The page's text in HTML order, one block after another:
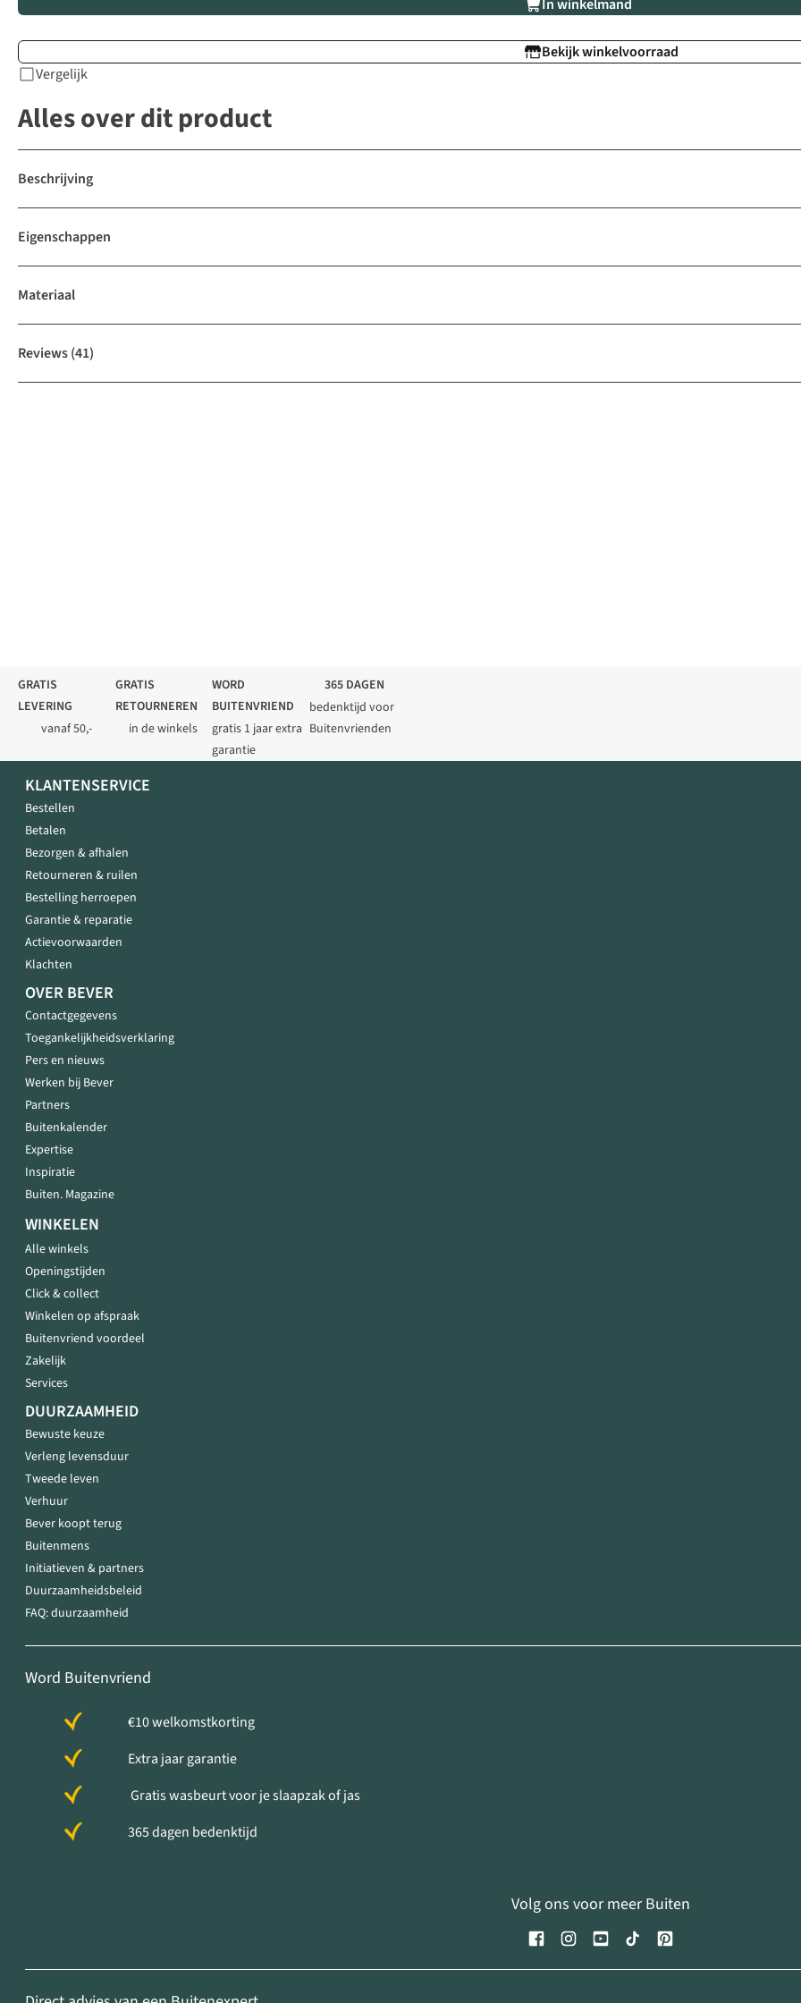
In winkelmand
Bekijk winkelvoorraad
Vergelijk
Alles over dit product
Beschrijving
Eigenschappen
Materiaal
Reviews(41)
GRATIS
LEVERING
vanaf 50,-
GRATIS
RETOURNEREN
in de winkels
WORD
BUITENVRIEND
gratis 1 jaar extra
garantie
365 DAGEN
bedenktijd voor
Buitenvrienden
KLANTENSERVICE
Bestellen
Betalen
Bezorgen & afhalen
Retourneren & ruilen
Bestelling herroepen
Garantie & reparatie
Actievoorwaarden
Klachten
OVER BEVER
Contactgegevens
Toegankelijkheidsverklaring
Pers en nieuws
Werken bij Bever
Partners
Buitenkalender
Expertise
Inspiratie
Buiten. Magazine
WINKELEN
Alle winkels
Openingstijden
Click & collect
Winkelen op afspraak
Buitenvriend voordeel
Zakelijk
Services
DUURZAAMHEID
Bewuste keuze
Verleng levensduur
Tweede leven
Verhuur
Bever koopt terug
Buitenmens
Initiatieven & partners
Duurzaamheidsbeleid
FAQ: duurzaamheid
Word Buitenvriend
€10 welkomstkorting
Extra jaar garantie
Gratis wasbeurt voor je slaapzak of jas
365 dagen bedenktijd
Volg ons voor meer Buiten